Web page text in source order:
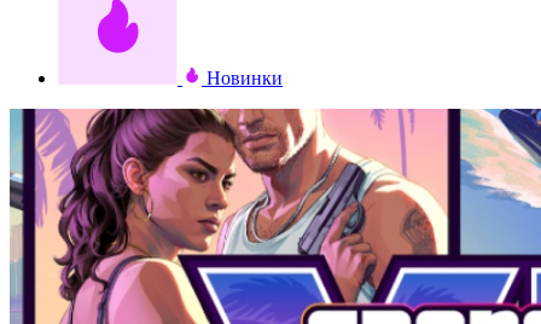
Новинки